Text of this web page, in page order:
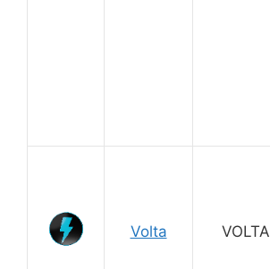
Volta VOLTA